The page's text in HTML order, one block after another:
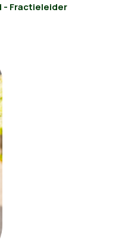
- Fractieleider